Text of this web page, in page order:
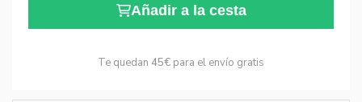
Añadir a la cesta
Te quedan 45€ para el envío gratis